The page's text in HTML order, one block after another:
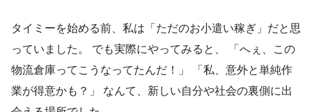
タイミーを始める前、私は「ただのお小遣い稼ぎ」だと思
っていました。 でも実際にやってみると、 「へぇ、この
物流倉庫ってこうなってたんだ！」 「私、意外と単純作
業が得意かも？」 なんて、新しい自分や社会の裏側に出